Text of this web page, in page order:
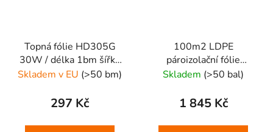
Topná fólie HD305G
30W / délka 1bm šířka
50cm
Skladem v EU (>50 bm)
297 Kč
100m2 LDPE
pároizolační fólie
0,2mm AMG-PROFI
Skladem (>50 bal)
1 845 Kč